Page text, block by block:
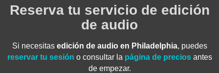
Reserva tu servicio de edición
de audio
Si necesitas edición de audio en Philadelphia, puedes
reservar tu sesión o consultar la página de preciosantes
de empezar.